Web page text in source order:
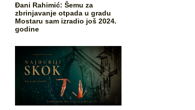
Đani Rahimić: Šemu za
zbrinjavanje otpada u gradu
Mostaru sam izradio još 2024.
godine